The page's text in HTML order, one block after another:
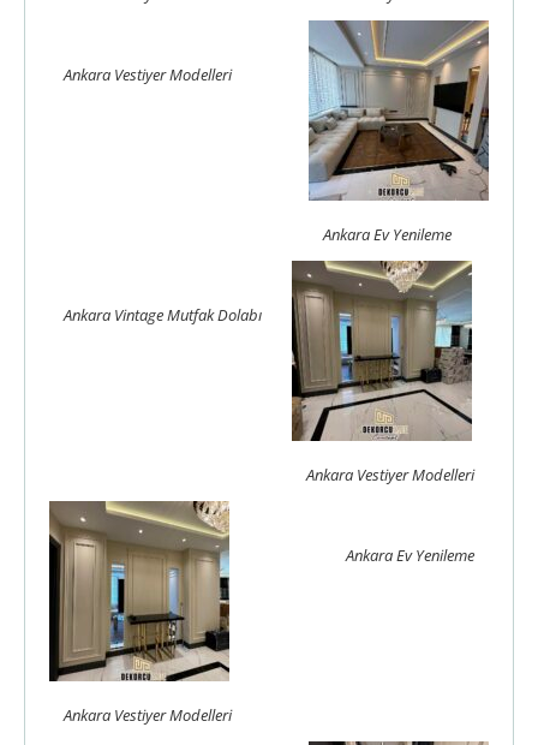
Ankara Vestiyer Modelleri
Ankara Ev Yenileme
Ankara Vintage Mutfak Dolabı
Ankara Vestiyer Modelleri
Ankara Vestiyer Modelleri
Ankara Ev Yenileme